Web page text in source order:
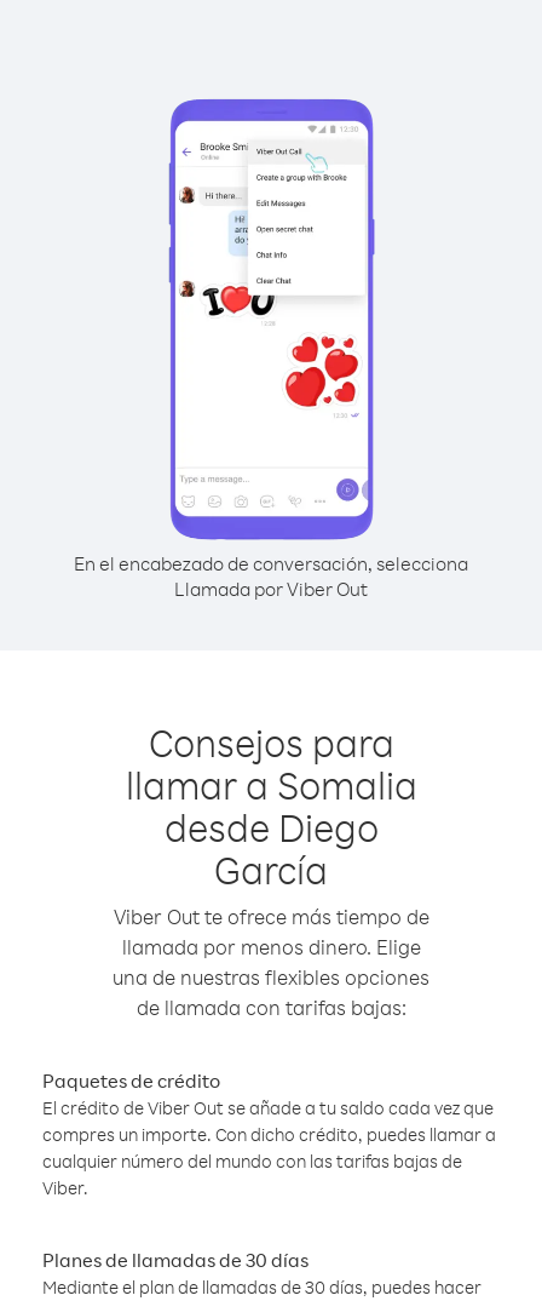
En el encabezado de conversación, selecciona
Llamada por Viber Out
Consejos para
llamar a Somalia
desde Diego
García
Viber Out te ofrece más tiempo de
llamada por menos dinero. Elige
una de nuestras flexibles opciones
de llamada con tarifas bajas:
Paquetes de crédito
El crédito de Viber Out se añade a tu saldo cada vez que
compres un importe. Con dicho crédito, puedes llamar a
cualquier número del mundo con las tarifas bajas de
Viber.
Planes de llamadas de 30 días
Mediante el plan de llamadas de 30 días, puedes hacer